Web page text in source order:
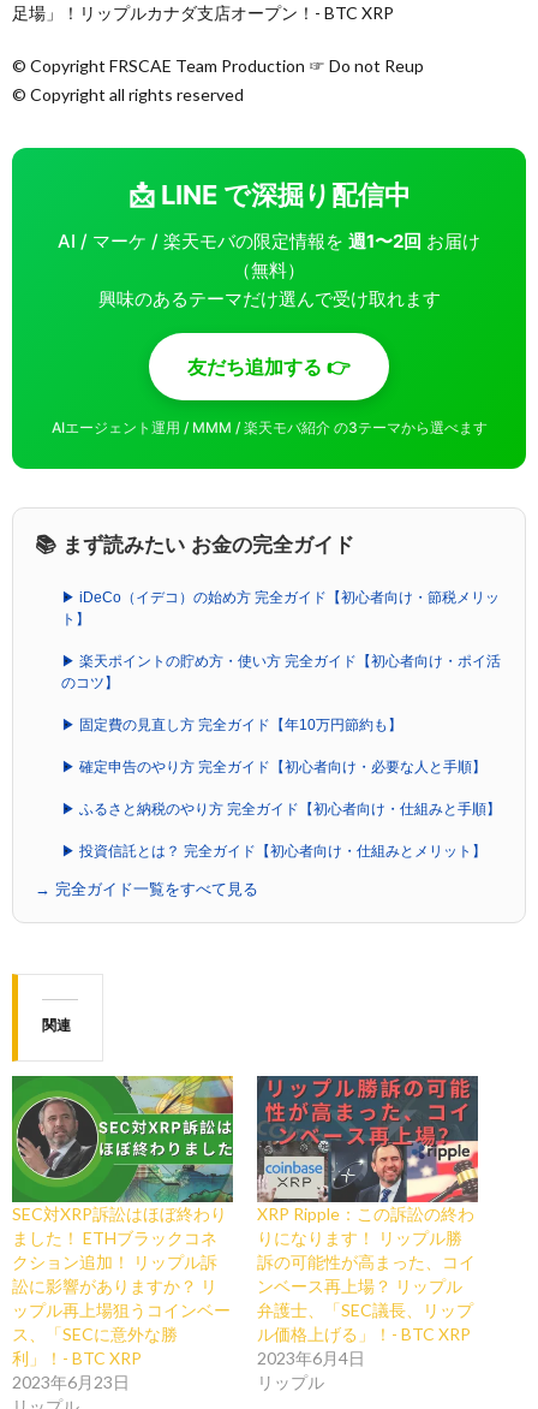
足場」！リップルカナダ支店オープン！- BTC XRP
© Copyright FRSCAE Team Production ☞ Do not Reup
© Copyright all rights reserved
📩 LINE で深掘り配信中
AI / マーケ / 楽天モバの限定情報を 週1〜2回 お届け
（無料）
興味のあるテーマだけ選んで受け取れます
友だち追加する 👉
AIエージェント運用 / MMM / 楽天モバ紹介 の3テーマから選べます
📚 まず読みたい お金の完全ガイド
▶ iDeCo（イデコ）の始め方 完全ガイド【初心者向け・節税メリッ
ト】
▶ 楽天ポイントの貯め方・使い方 完全ガイド【初心者向け・ポイ活
のコツ】
▶ 固定費の見直し方 完全ガイド【年10万円節約も】
▶ 確定申告のやり方 完全ガイド【初心者向け・必要な人と手順】
▶ ふるさと納税のやり方 完全ガイド【初心者向け・仕組みと手順】
▶ 投資信託とは？ 完全ガイド【初心者向け・仕組みとメリット】
→ 完全ガイド一覧をすべて見る
関連
SEC対XRP訴訟はほぼ終わり
ました！ ETHブラックコネ
クション追加！ リップル訴
訟に影響がありますか？ リ
ップル再上場狙うコインベー
ス、「SECに意外な勝
利」！- BTC XRP
2023年6月23日
XRP Ripple：この訴訟の終わ
りになります！ リップル勝
訴の可能性が高まった、コイ
ンベース再上場？ リップル
弁護士、「SEC議長、リップ
ル価格上げる」！- BTC XRP
2023年6月4日
リップル